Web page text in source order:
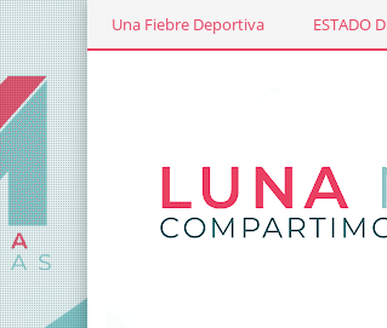
Una Fiebre Deportiva ESTADO